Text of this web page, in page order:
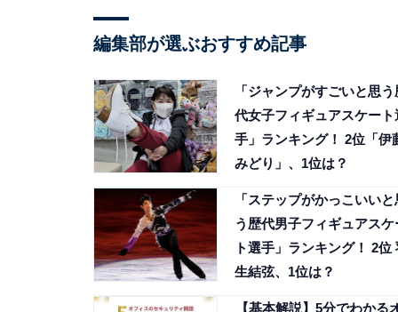
編集部が選ぶおすすめ記事
「ジャンプがすごいと思う
代女子フィギュアスケート
手」ランキング！ 2位「伊
みどり」、1位は？
「ステップがかっこいいと
う歴代男子フィギュアスケ
ト選手」ランキング！ 2位
生結弦、1位は？
【基本解説】5分でわかる